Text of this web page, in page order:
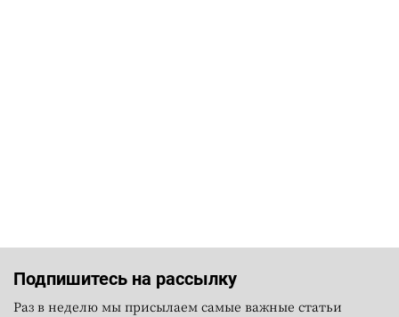
Подпишитесь на рассылку
Раз в неделю мы присылаем самые важные статьи